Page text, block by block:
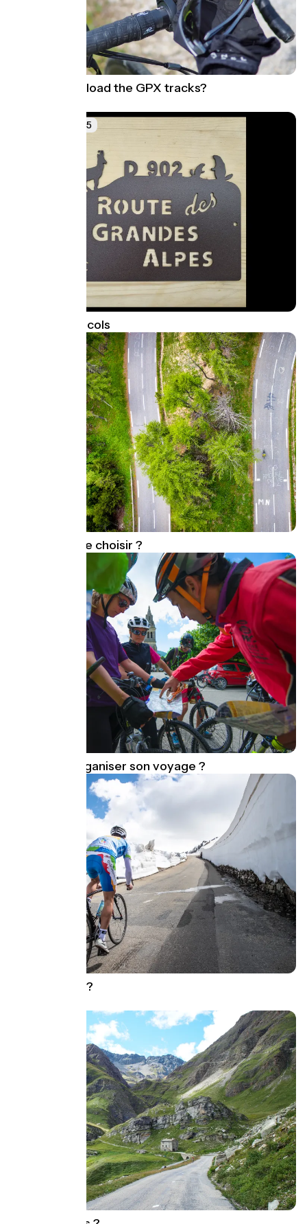
How to download the GPX tracks?
24 July 2025
Trophee des cols
Quel itinéraire choisir ?
Comment organiser son voyage ?
Quand partir ?